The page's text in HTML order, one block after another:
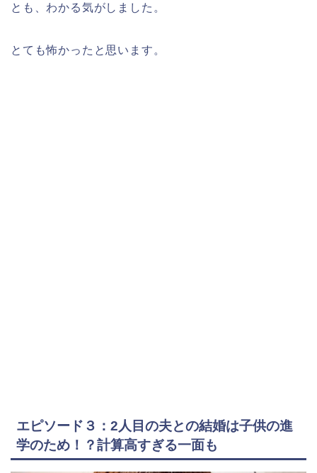
とも、わかる気がしました。
とても怖かったと思います。
エピソード３： 2人目の夫との結婚は子供の進
学のため！？計算高すぎる一面も